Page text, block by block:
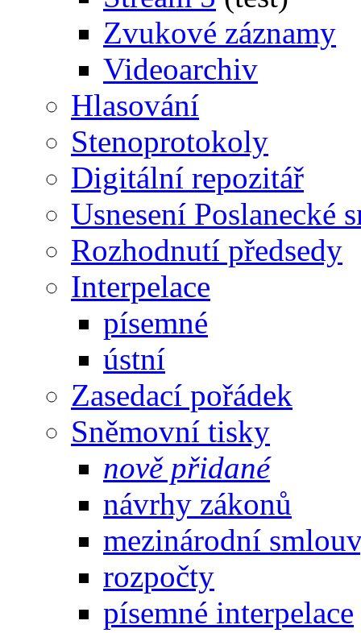
Zvukové záznamy
Videoarchiv
Hlasování
Stenoprotokoly
Digitální repozitář
Usnesení Poslanecké
Rozhodnutí předsedy
Interpelace
písemné
ústní
Zasedací pořádek
Sněmovní tisky
nově přidané
návrhy zákonů
mezinárodní
rozpočty
písemné interpelace